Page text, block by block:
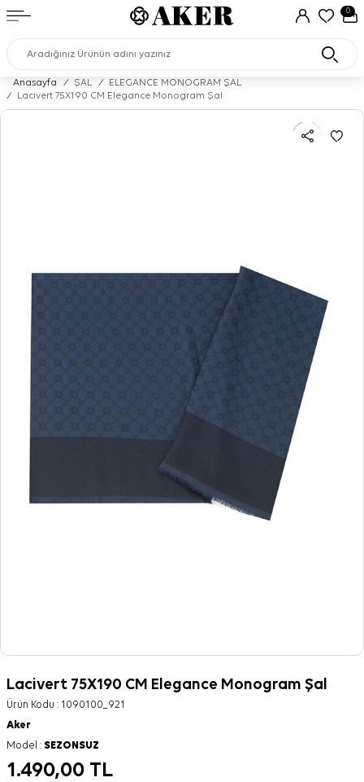
0
Anasayfa / ŞAL /
ELEGANCE MONOGRAM ŞAL
/
Lacivert 75X190 CM Elegance Monogram Şal
Lacivert 75X190 CM Elegance Monogram Şal
Ürün Kodu : 1090100_921
Aker
Model : SEZONSUZ
1.490,00 TL